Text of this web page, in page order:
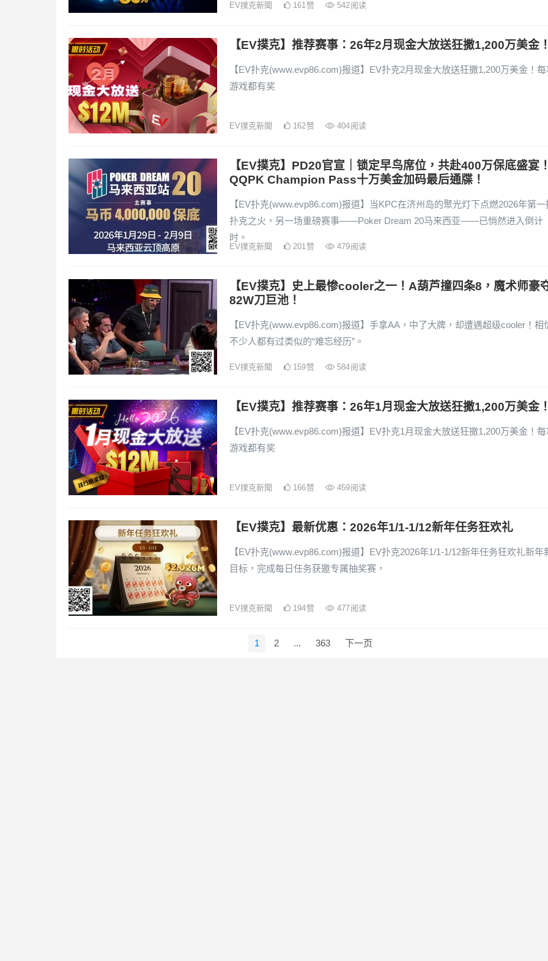
EV撲克新聞 161赞 542阅读
【EV撲克】推荐赛事：26年2月现金大放送狂撒1,200万美金
【EV扑克(www.evp86.com)报道】EV扑克2月现金大放送狂撒1,200万美金！
游戏都有奖
EV撲克新聞 162赞 404阅读
【EV撲克】PD20官宣｜锁定早鸟席位，共赴400万保底盛宴
QQPK Champion Pass十万美金加码最后通牒！
【EV扑克(www.evp86.com)报道】当KPC在济州岛的聚光灯下点燃2026年第一
扑克之火，另一场重磅赛事——Poker Dream 20马来西亚——已悄然进入倒计
时。
EV撲克新聞 201赞 479阅读
【EV撲克】史上最惨cooler之一！A葫芦撞四条8，魔术师豪
82W刀巨池！
【EV扑克(www.evp86.com)报道】手拿AA，中了大牌，却遭遇超级cooler！相
不少人都有过类似的“难忘经历”。
EV撲克新聞 159赞 584阅读
【EV撲克】推荐赛事：26年1月现金大放送狂撒1,200万美金
【EV扑克(www.evp86.com)报道】EV扑克1月现金大放送狂撒1,200万美金！
游戏都有奖
EV撲克新聞 166赞 459阅读
【EV撲克】最新优惠：2026年1/1-1/12新年任务狂欢礼
【EV扑克(www.evp86.com)报道】EV扑克2026年1/1-1/12新年任务狂欢礼新年
目标，完成每日任务获邀专属抽奖赛，
EV撲克新聞 194赞 477阅读
1 2 ... 363 下一页